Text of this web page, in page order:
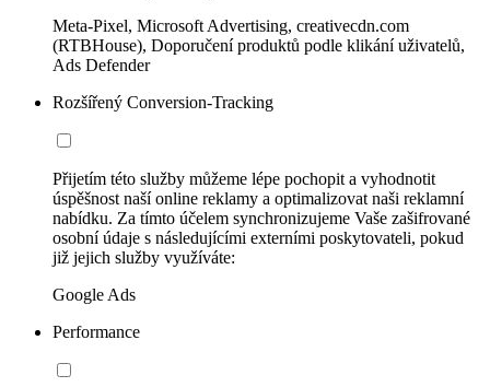
Meta-Pixel, Microsoft Advertising, creativecdn.com
(RTBHouse), Doporučení produktů podle klikání uživatelů,
Ads Defender
Rozšířený Conversion-Tracking
Přijetím této služby můžeme lépe pochopit a vyhodnotit
úspěšnost naší online reklamy a optimalizovat naši reklamní
nabídku. Za tímto účelem synchronizujeme Vaše zašifrované
osobní údaje s následujícími externími poskytovateli, pokud
již jejich služby využíváte:
Google Ads
Performance